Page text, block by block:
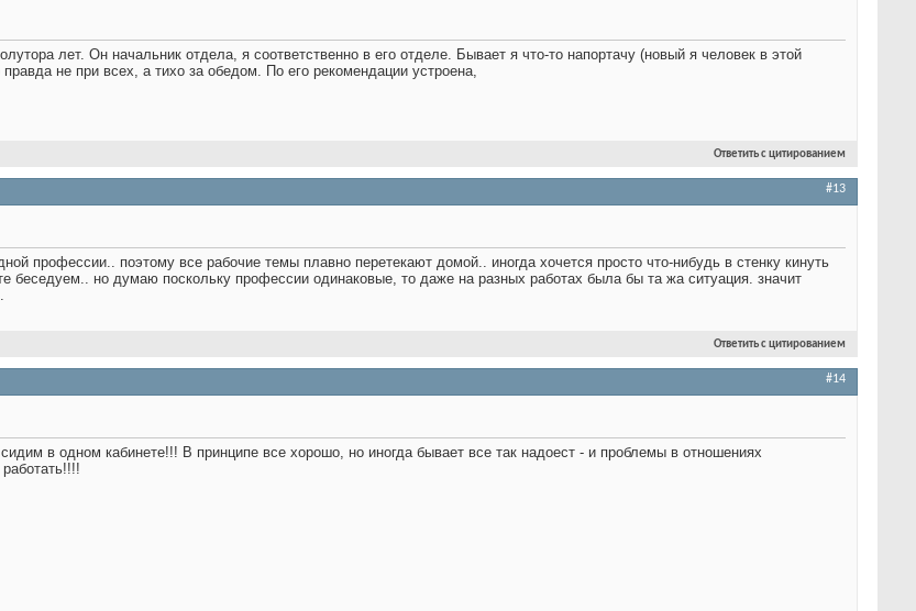
лет. Он начальник отдела, я соответственно в его отделе. Бывает я что-то напортачу (новый я человек в этой
не при всех, а тихо за обедом. По его рекомендации устроена,
Ответить с цитированием
#13
профессии.. поэтому все рабочие темы плавно перетекают домой.. иногда хочется просто что-нибудь в стенку кинуть
беседуем.. но думаю поскольку профессии одинаковые, то даже на разных работах была бы та жа ситуация. значит
Ответить с цитированием
#14
в одном кабинете!!! В принципе все хорошо, но иногда бывает все так надоест - и проблемы в отношениях